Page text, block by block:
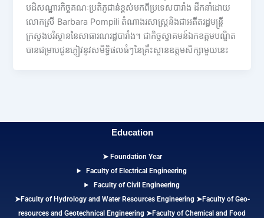
បដិសណ្ឋារកិច្ចគណៈប្រតិភូជាន់ខ្ពស់មកពីប្រទេសបារាំង ដឹកនាំដោយ
លោកស្រី Barbara Pompili តំណាងរសាស្រ្តនិងជាអតីតរដ្ឋមន្រ្តី
ក្រសួងបរិស្ថាននៃសាធារណរដ្ឋបារាំង។ ជាកិច្ចស្វាគមន៍ឯកឧត្តមបណ្ឌិត
បានជម្រាបជូនភ្ញៀវនូវសមិទ្ធិផលធំៗនៃគ្រឹះស្ថានឧត្តមសិក្សាមួយនេះ
Education
➤ Foundation Year
Faculty of Electrical Engineering
Faculty of Civil Engineering
➤Faculty of Hydrology and Water Resources Engineering ➤Faculty of Geo-
resources and Geotechnical Engineering ➤Faculty of Chemical and Food